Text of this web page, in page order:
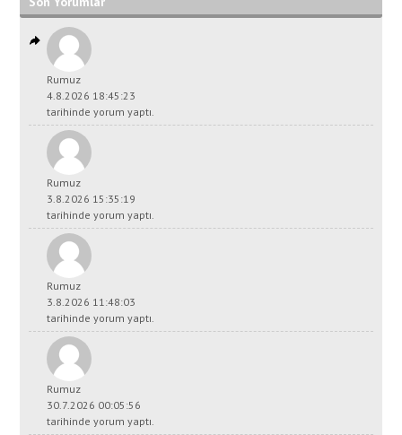
Rumuz
4.8.2026 18:45:23
tarihinde yorum yaptı.
Rumuz
3.8.2026 15:35:19
tarihinde yorum yaptı.
Rumuz
3.8.2026 11:48:03
tarihinde yorum yaptı.
Rumuz
30.7.2026 00:05:56
tarihinde yorum yaptı.